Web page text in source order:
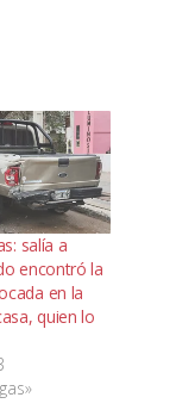
salía a
encontró la
en la
quien lo